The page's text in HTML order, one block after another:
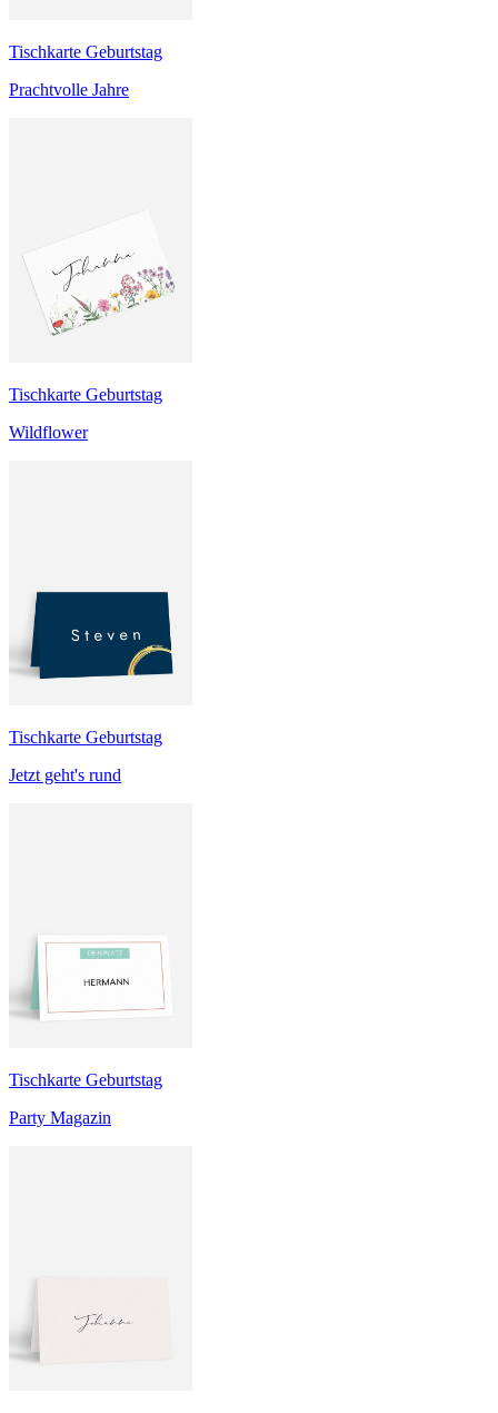
Tischkarte Geburtstag
Prachtvolle Jahre
Tischkarte Geburtstag
Wildflower
Tischkarte Geburtstag
Jetzt geht's rund
Tischkarte Geburtstag
Party Magazin